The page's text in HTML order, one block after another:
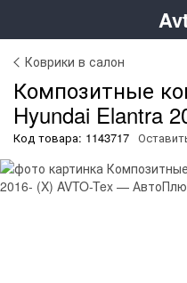
Коврики в салон
Композитные
Hyundai Elantra
Код товара: 1143717